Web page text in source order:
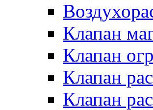
Клапан
Клапан
Клапан
Клапан